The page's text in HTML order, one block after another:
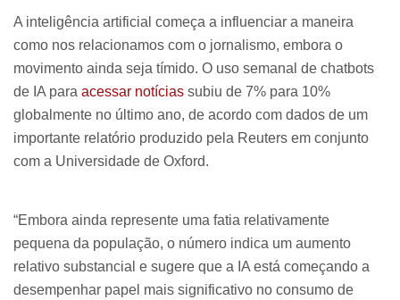
A inteligência artificial começa a influenciar a maneira
como nos relacionamos com o jornalismo, embora o
movimento ainda seja tímido. O uso semanal de chatbots
de IA para acessar notícias subiu de 7% para 10%
globalmente no último ano, de acordo com dados de um
importante relatório produzido pela Reuters em conjunto
com a Universidade de Oxford.
“Embora ainda represente uma fatia relativamente
pequena da população, o número indica um aumento
relativo substancial e sugere que a IA está começando a
desempenhar papel mais significativo no consumo de